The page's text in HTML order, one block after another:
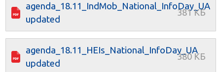
agenda_18.11_IndMob_National_InfoDay_UA
updated
agenda_18.11_HEIs_National_InfoDay_UA
updated